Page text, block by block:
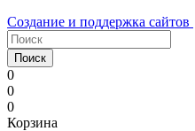
Создание и поддержка сайтов
Поиск
0
0
0
Корзина